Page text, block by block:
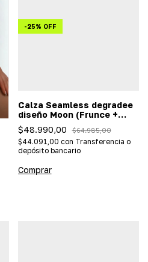
-25% OFF
Calza Seamless degradee
diseño Moon (Frunce +
corte V) - Azul-Celeste
$48.990,00 $64.985,00
$44.091,00 con Transferencia o
depósito bancario
Comprar